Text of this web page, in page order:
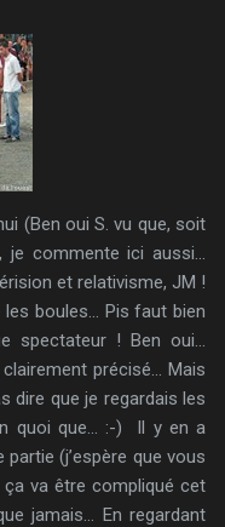
(Ben oui S. vu que, soit
commente ici aussi…
et relativisme, JM !
boules… Pis faut bien
spectateur ! Ben oui…
précisé… Mais
dire que je regardais les
quoi que… :-) Il y en a
(j’espère que vous
va être compliqué cet
jamais… En regardant